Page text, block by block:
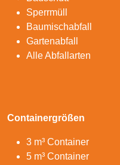
Sperrmüll
Baumischabfall
Gartenabfall
Alle Abfallarten
Containergrößen
3 m³ Container
5 m³ Container